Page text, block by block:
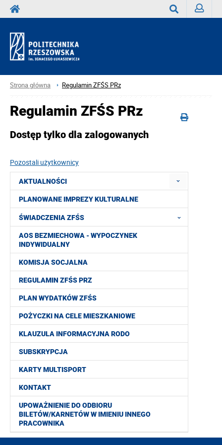
Strona główna Regulamin ZFŚS PRz
AKTUALNOŚCI
PLANOWANE IMPREZY KULTURALNE
ŚWIADCZENIA ZFŚS
AOS BEZMIECHOWA - WYPOCZYNEK
INDYWIDUALNY
KOMISJA SOCJALNA
REGULAMIN ZFŚS PRZ
PLAN WYDATKÓW ZFŚS
POŻYCZKI NA CELE MIESZKANIOWE
KLAUZULA INFORMACYJNA RODO
SUBSKRYPCJA
KARTY MULTISPORT
KONTAKT
UPOWAŻNIENIE DO ODBIORU
BILETÓW/KARNETÓW W IMIENIU INNEGO
PRACOWNIKA
Regulamin ZFŚS PRz
Dostęp tylko dla zalogowanych
Pozostali użytkownicy